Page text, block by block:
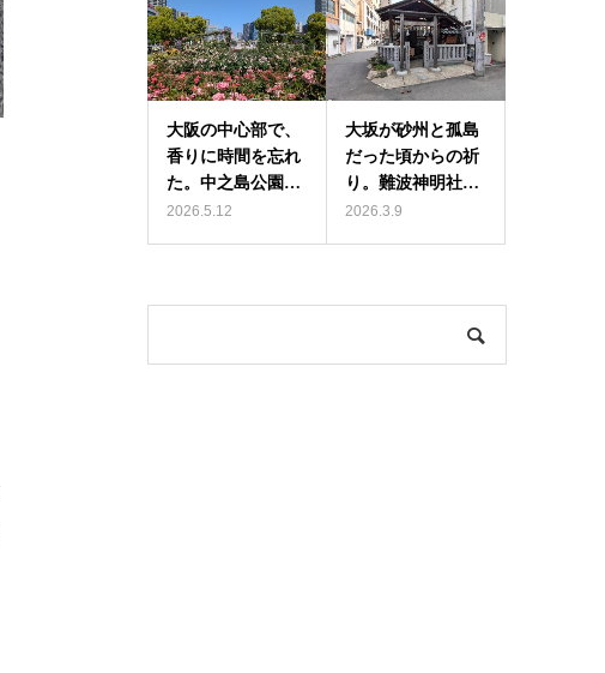
大阪の中心部で、
香りに時間を忘れ
た。中之島公園…
2026.5.12
大坂が砂州と孤島
だった頃からの祈
り。難波神明社…
2026.3.9